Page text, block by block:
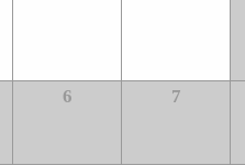
6 7